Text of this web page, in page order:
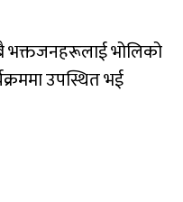
भोलिको
उपस्थित भई